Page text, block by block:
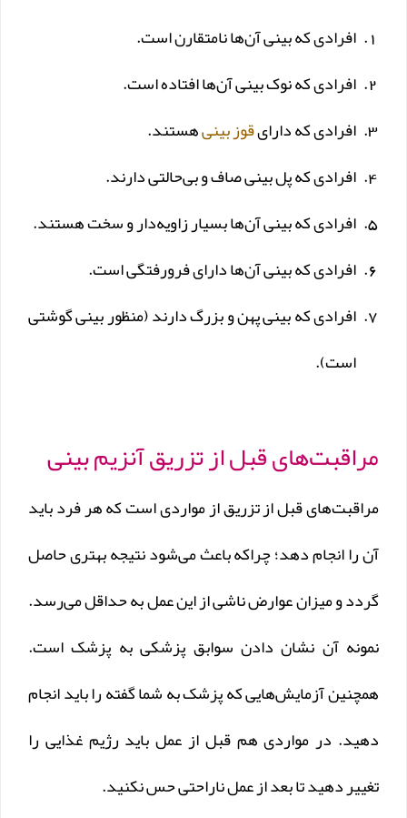
افرادی که بینی آن‌ها نامتقارن است.
افرادی که نوک بینی آن‌ها افتاده است.
افرادی که دارایقوز بینیهستند.
افرادی که پل بینی صاف و بی‌حالتی دارند.
افرادی که بینی آن‌ها بسیار زاویه­‌دار و سخت هستند.
افرادی که بینی آن‌ها دارای فرورفتگی است.
افرادی که بینی پهن و بزرگ دارند (منظور بینی گوشتی
است).
مراقبت‌های قبل از تزریق آنزیم بینی
مراقبت‌های قبل از تزریق از مواردی است که هر فرد باید
آن را انجام دهد؛ چراکه باعث می‌شود نتیجه بهتری حاصل
گردد و میزان عوارض ناشی از این عمل به حداقل می‌رسد.
نمونه آن نشان دادن سوابق پزشکی به پزشک است.
همچنین آزمایش‌هایی که پزشک به شما گفته را باید انجام
دهید. در مواردی هم قبل از عمل باید رژیم غذایی را
تغییر دهید تا بعد از عمل ناراحتی حس نکنید.